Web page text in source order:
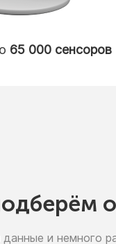
65 000 сенсоров
данные и немного